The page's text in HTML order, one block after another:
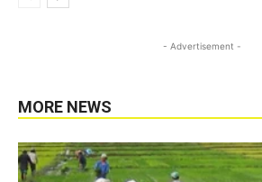
- Advertisement -
MORE NEWS